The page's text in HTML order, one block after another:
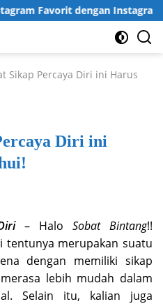
Favorit dengan Instagram
Sikap Percaya Diri ini Harus
Diri ini
– Halo Sobat Bintang!!
tentunya merupakan suatu
dengan memiliki sikap
lebih mudah dalam
Selain itu, kalian juga